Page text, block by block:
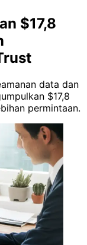
$17,8
data dan
$17,8
permintaan.